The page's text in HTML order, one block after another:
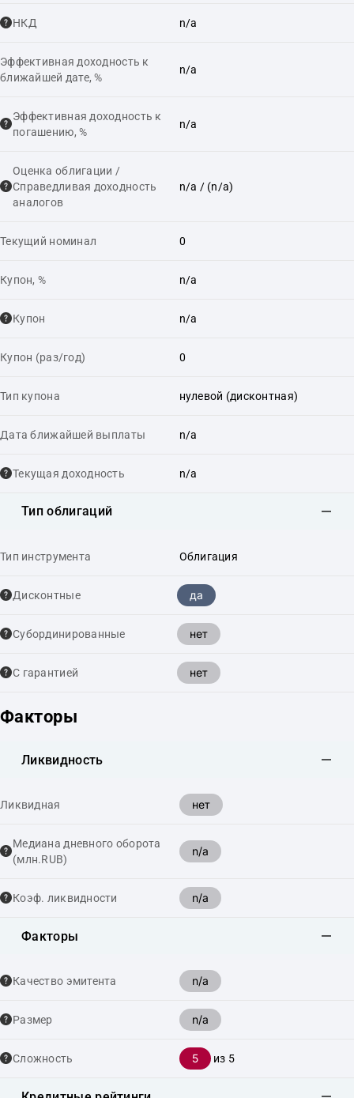
НКД n/a
Эффективная доходность к
ближайшей дате, %
n/a
Эффективная доходность к
погашению, %
n/a
Оценка облигации /
Справедливая доходность
аналогов
n/a / (n/a)
Текущий номинал 0
Купон, % n/a
Купон n/a
Купон (раз/год) 0
Тип купона нулевой (дисконтная)
Дата ближайшей выплаты n/a
Текущая доходность n/a
Тип облигаций
Тип инструмента Облигация
Дисконтные да
Cубординированные нет
С гарантией нет
Факторы
Ликвидность
Ликвидная нет
Медиана дневного оборота
(млн.RUB)
n/a
Коэф. ликвидности n/a
Факторы
Качество эмитента n/a
Размер n/a
Сложность 5 из 5